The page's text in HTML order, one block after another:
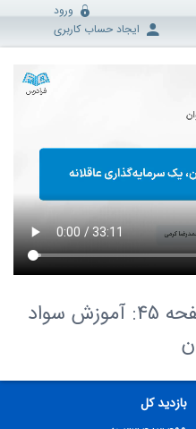
ورود
ایجاد حساب کاربری
رمزینه فناوری 7؛ 404: صفحه 45: آموزش سواد
بازدید کل